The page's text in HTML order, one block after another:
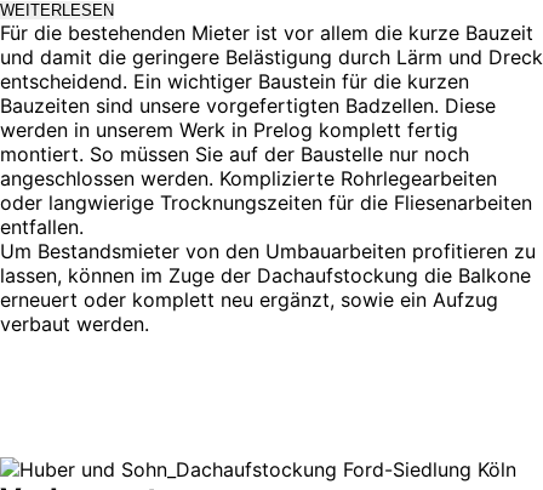
WEITERLESEN
Für die bestehenden Mieter ist vor allem die kurze Bauzeit
und damit die geringere Belästigung durch Lärm und Dreck
entscheidend. Ein wichtiger Baustein für die kurzen
Bauzeiten sind unsere vorgefertigten Badzellen. Diese
werden in unserem Werk in Prelog komplett fertig
montiert. So müssen Sie auf der Baustelle nur noch
angeschlossen werden. Komplizierte Rohrlegearbeiten
oder langwierige Trocknungszeiten für die Fliesenarbeiten
entfallen.
Um Bestandsmieter von den Umbauarbeiten profitieren zu
lassen, können im Zuge der Dachaufstockung die Balkone
erneuert oder komplett neu ergänzt, sowie ein Aufzug
verbaut werden.